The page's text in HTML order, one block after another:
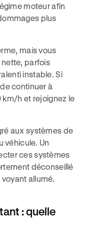
moteur afin
plus
mais vous
parfois
instable. Si
continuer à
km/h et rejoignez le
aux systèmes de
véhicule. Un
ces systèmes
déconseillé
allumé.
: quelle